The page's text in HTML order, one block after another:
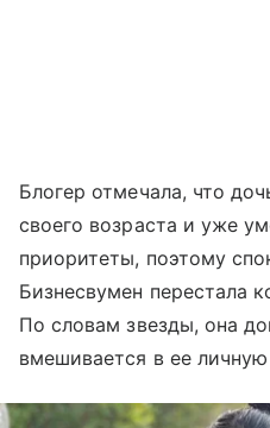
Блогер отмечала, что
своего возраста и уже
приоритеты, поэтому
Бизнесвумен перестала
По словам звезды, она
вмешивается в ее